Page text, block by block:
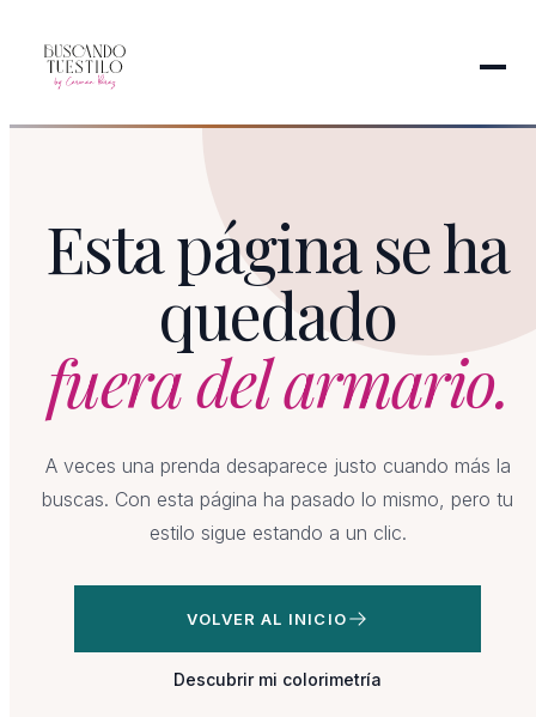
Esta página se ha
quedado
fuera del armario.
A veces una prenda desaparece justo cuando más la
buscas. Con esta página ha pasado lo mismo, pero tu
estilo sigue estando a un clic.
VOLVER AL INICIO
Descubrir mi colorimetría